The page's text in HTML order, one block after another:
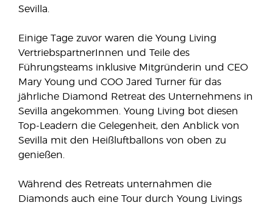
Sevilla.
Einige Tage zuvor waren die Young Living
VertriebspartnerInnen und Teile des
Führungsteams inklusive Mitgründerin und CEO
Mary Young und COO Jared Turner für das
jährliche Diamond Retreat des Unternehmens in
Sevilla angekommen. Young Living bot diesen
Top-Leadern die Gelegenheit, den Anblick von
Sevilla mit den Heißluftballons von oben zu
genießen.
Während des Retreats unternahmen die
Diamonds auch eine Tour durch Young Livings